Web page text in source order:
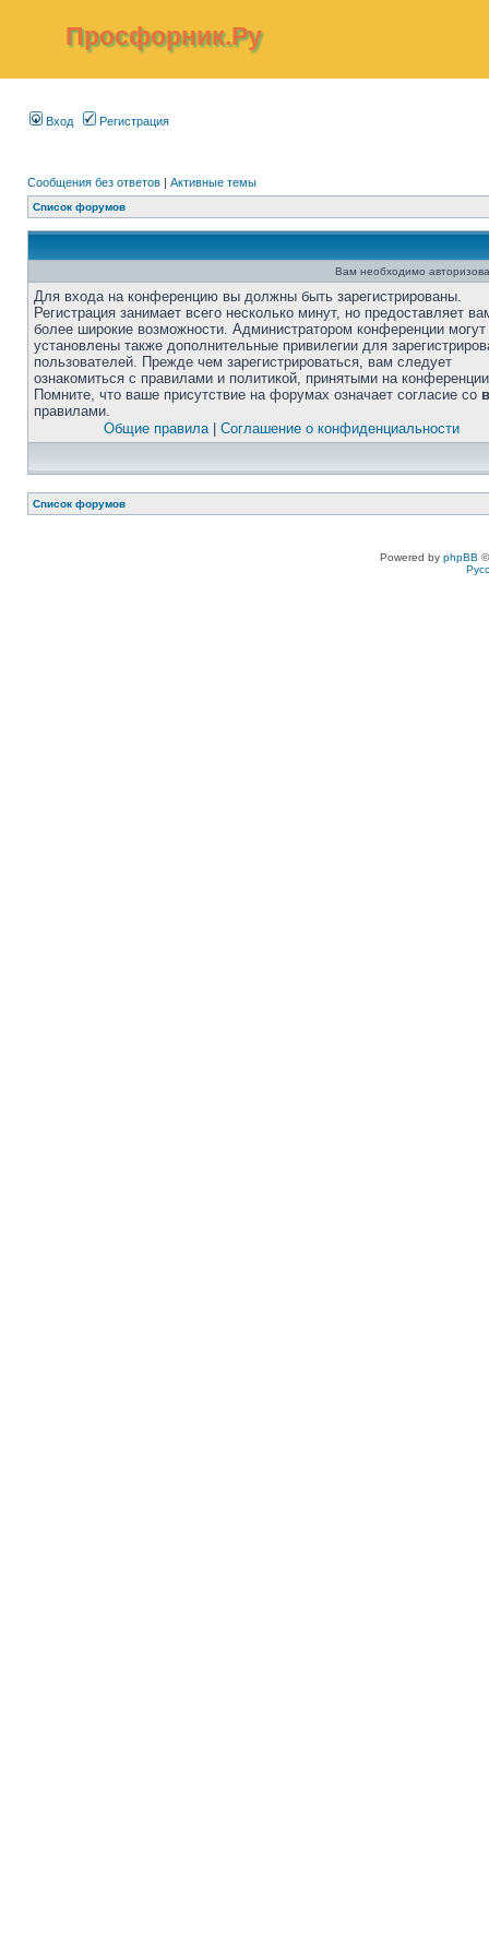
Просфорник.Ру
Вход Регистрация
Сообщения без ответов | Активные темы
Список форумов
Вам необходимо
Для входа на конференцию вы должны быть зарегистрированы.
Регистрация занимает всего несколько минут, но предоставляет
более широкие возможности. Администратором конференции
установлены также дополнительные привилегии для
пользователей. Прежде чем зарегистрироваться, вам следует
ознакомиться с правилами и политикой, принятыми на
Помните, что ваше присутствие на форумах означает согласие со
правилами.
Общие правила| Соглашение о конфиденциальности
Список форумов
Powered by phpBB